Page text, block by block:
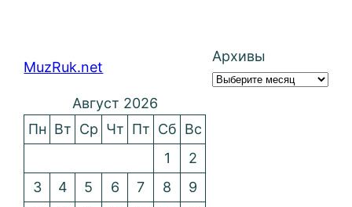
MuzRuk.net
Архивы
Август 2026
Пн Вт Ср Чт Пт Сб Вс
1
2
3
4 5 6 7 8
9